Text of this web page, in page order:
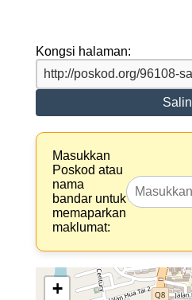
Kongsi halaman:
Salin
Masukkan
Poskod atau
nama
bandar untuk
memaparkan
maklumat:
+